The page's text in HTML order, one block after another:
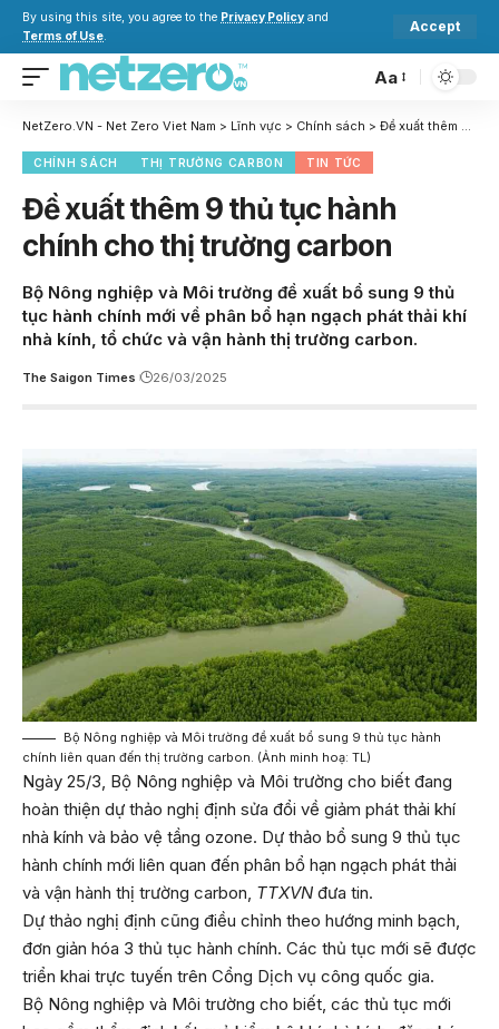
By using this site, you agree to the Privacy Policy and
Terms of Use.
Accept
Aa
NetZero.VN - Net Zero Viet Nam > Lĩnh vực > Chính sách > Đề xuất thêm 9 thủ tục hành chính cho thị trường carbon
CHÍNH SÁCH THỊ TRƯỜNG CARBON TIN TỨC
Đề xuất thêm 9 thủ tục hành
chính cho thị trường carbon
Bộ Nông nghiệp và Môi trường đề xuất bổ sung 9 thủ
tục hành chính mới về phân bổ hạn ngạch phát thải khí
nhà kính, tổ chức và vận hành thị trường carbon.
The Saigon Times 26/03/2025
Bộ Nông nghiệp và Môi trường đề xuất bổ sung 9 thủ tục hành
chính liên quan đến thị trường carbon. (Ảnh minh hoạ: TL)
Ngày 25/3, Bộ Nông nghiệp và Môi trường cho biết đang
hoàn thiện dự thảo nghị định sửa đổi về giảm phát thải khí
nhà kính và bảo vệ tầng ozone. Dự thảo bổ sung 9 thủ tục
hành chính mới liên quan đến phân bổ hạn ngạch phát thải
và vận hành thị trường carbon, TTXVN đưa tin.
Dự thảo nghị định cũng điều chỉnh theo hướng minh bạch,
đơn giản hóa 3 thủ tục hành chính. Các thủ tục mới sẽ được
triển khai trực tuyến trên Cổng Dịch vụ công quốc gia.
Bộ Nông nghiệp và Môi trường cho biết, các thủ tục mới